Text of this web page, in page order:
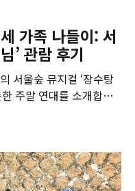
가족 나들이: 서
’ 관람 후기
서울숲 뮤지컬 ‘장수탕
주말 연대를 소개합니